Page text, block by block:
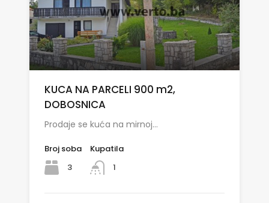
KUCA NA PARCELI 900 m2,
DOBOSNICA
Prodaje se kuća na mirnoj…
Broj soba
3
Kupatila
1